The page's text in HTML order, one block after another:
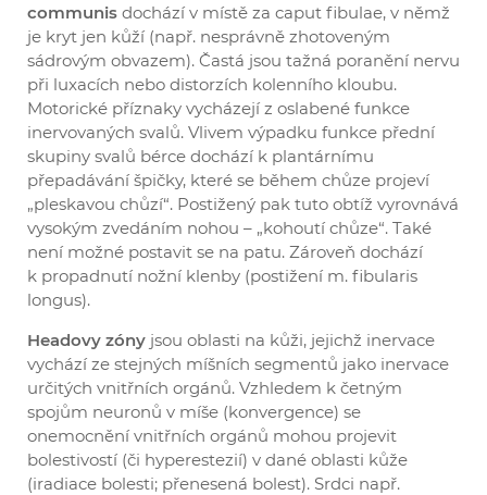
communis dochází v místě za caput fibulae, v němž
je kryt jen kůží (např. nesprávně zhotoveným
sádrovým obvazem). Častá jsou tažná poranění nervu
při luxacích nebo distorzích kolenního kloubu.
Motorické příznaky vycházejí z oslabené funkce
inervovaných svalů. Vlivem výpadku funkce přední
skupiny svalů bérce dochází k plantárnímu
přepadávání špičky, které se během chůze projeví
„pleskavou chůzí“. Postižený pak tuto obtíž vyrovnává
vysokým zvedáním nohou – „kohoutí chůze“. Také
není možné postavit se na patu. Zároveň dochází
k propadnutí nožní klenby (postižení m. fibularis
longus).
Headovy zóny jsou oblasti na kůži, jejichž inervace
vychází ze stejných míšních segmentů jako inervace
určitých vnitřních orgánů. Vzhledem k četným
spojům neuronů v míše (konvergence) se
onemocnění vnitřních orgánů mohou projevit
bolestivostí (či hyperestezií) v dané oblasti kůže
(iradiace bolesti; přenesená bolest). Srdci např.